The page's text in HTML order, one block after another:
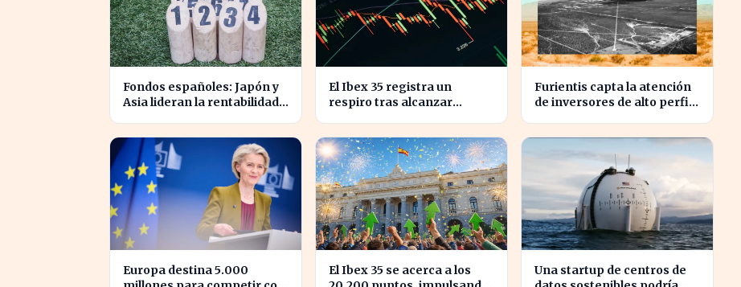
Fondos españoles: Japón y
Asia lideran la rentabilidad
El Ibex 35 registra un
respiro tras alcanzar
Furientis capta la atención
de inversores de alto perfil
Europa destina 5.000
El Ibex 35 se acerca a los
Una startup de centros de